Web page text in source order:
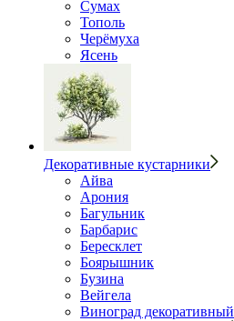
Сумах
Тополь
Черёмуха
Ясень
Декоративные кустарники
Айва
Арония
Багульник
Барбарис
Бересклет
Боярышник
Бузина
Вейгела
Виноград декоративный